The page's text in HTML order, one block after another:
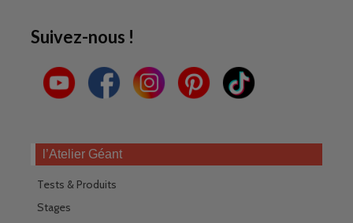
Suivez-nous !
l’Atelier Géant
Tests & Produits
Stages